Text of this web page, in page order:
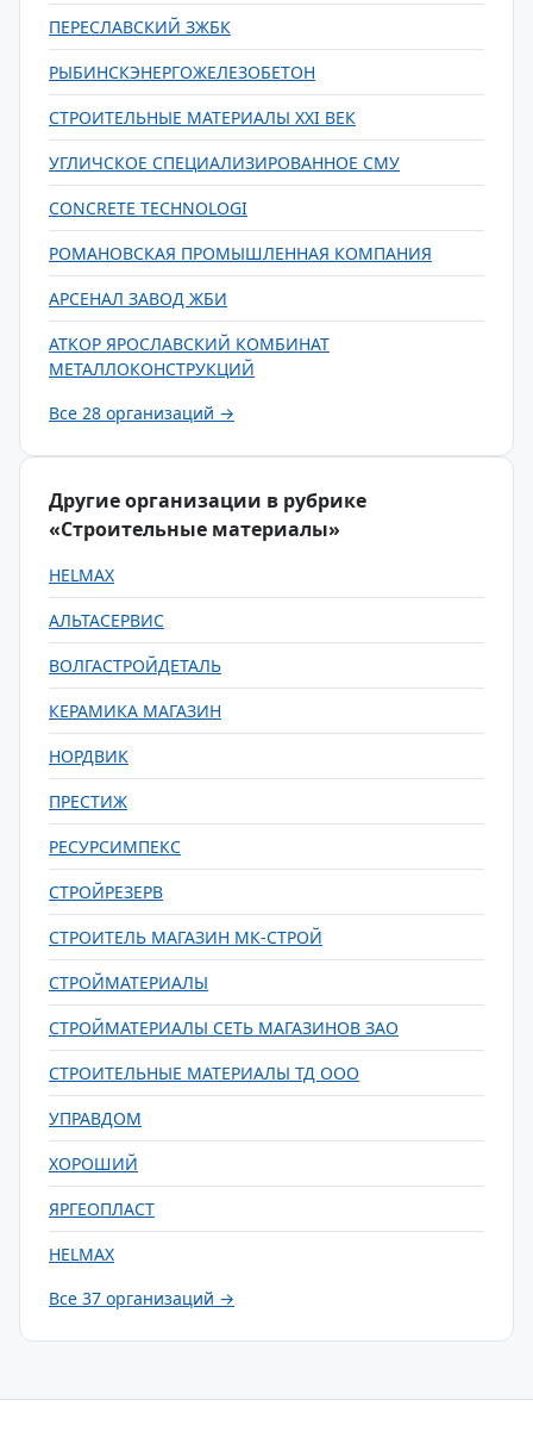
ПЕРЕСЛАВСКИЙ ЗЖБК
РЫБИНСКЭНЕРГОЖЕЛЕЗОБЕТОН
СТРОИТЕЛЬНЫЕ МАТЕРИАЛЫ XXI ВЕК
УГЛИЧСКОЕ СПЕЦИАЛИЗИРОВАННОЕ СМУ
CONCRETE TECHNOLOGI
РОМАНОВСКАЯ ПРОМЫШЛЕННАЯ КОМПАНИЯ
АРСЕНАЛ ЗАВОД ЖБИ
АТКОР ЯРОСЛАВСКИЙ КОМБИНАТ
МЕТАЛЛОКОНСТРУКЦИЙ
Все 28 организаций →
Другие организации в рубрике
«Строительные материалы»
HELMAX
АЛЬТАСЕРВИС
ВОЛГАСТРОЙДЕТАЛЬ
КЕРАМИКА МАГАЗИН
НОРДВИК
ПРЕСТИЖ
РЕСУРСИМПЕКС
СТРОЙРЕЗЕРВ
СТРОИТЕЛЬ МАГАЗИН МК-СТРОЙ
СТРОЙМАТЕРИАЛЫ
СТРОЙМАТЕРИАЛЫ СЕТЬ МАГАЗИНОВ ЗАО
СТРОИТЕЛЬНЫЕ МАТЕРИАЛЫ ТД ООО
УПРАВДОМ
ХОРОШИЙ
ЯРГЕОПЛАСТ
HELMAX
Все 37 организаций →